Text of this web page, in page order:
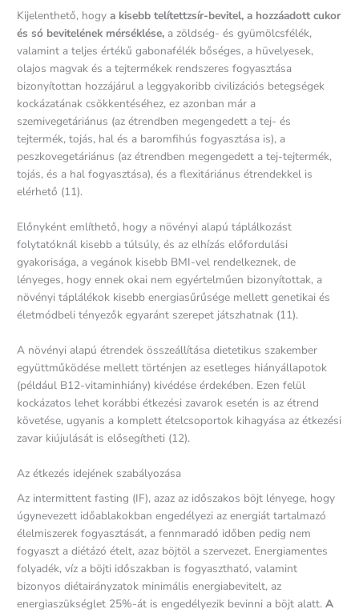
Kijelenthető, hogy a kisebb telítettzsír-bevitel, a hozzáadott cukor
és só bevitelének mérséklése, a zöldség- és gyümölcsfélék,
valamint a teljes értékű gabonafélék bőséges, a hüvelyesek,
olajos magvak és a tejtermékek rendszeres fogyasztása
bizonyítottan hozzájárul a leggyakoribb civilizációs betegségek
kockázatának csökkentéséhez, ez azonban már a
szemivegetáriánus (az étrendben megengedett a tej- és
tejtermék, tojás, hal és a baromfihús fogyasztása is), a
peszkovegetáriánus (az étrendben megengedett a tej-tejtermék,
tojás, és a hal fogyasztása), és a flexitáriánus étrendekkel is
elérhető (11).
Előnyként említhető, hogy a növényi alapú táplálkozást
folytatóknál kisebb a túlsúly, és az elhízás előfordulási
gyakorisága, a vegánok kisebb BMI-vel rendelkeznek, de
lényeges, hogy ennek okai nem egyértelműen bizonyítottak, a
növényi táplálékok kisebb energiasűrűsége mellett genetikai és
életmódbeli tényezők egyaránt szerepet játszhatnak (11).
A növényi alapú étrendek összeállítása dietetikus szakember
együttműködése mellett történjen az esetleges hiányállapotok
(például B12-vitaminhiány) kivédése érdekében. Ezen felül
kockázatos lehet korábbi étkezési zavarok esetén is az étrend
követése, ugyanis a komplett ételcsoportok kihagyása az étkezési
zavar kiújulását is elősegítheti (12).
Az étkezés idejének szabályozása
Az intermittent fasting (IF), azaz az időszakos böjt lényege, hogy
úgynevezett időablakokban engedélyezi az energiát tartalmazó
élelmiszerek fogyasztását, a fennmaradó időben pedig nem
fogyaszt a diétázó ételt, azaz böjtöl a szervezet. Energiamentes
folyadék, víz a böjti időszakban is fogyasztható, valamint
bizonyos diétairányzatok minimális energiabevitelt, az
energiaszükséglet 25%-át is engedélyezik bevinni a böjt alatt. A